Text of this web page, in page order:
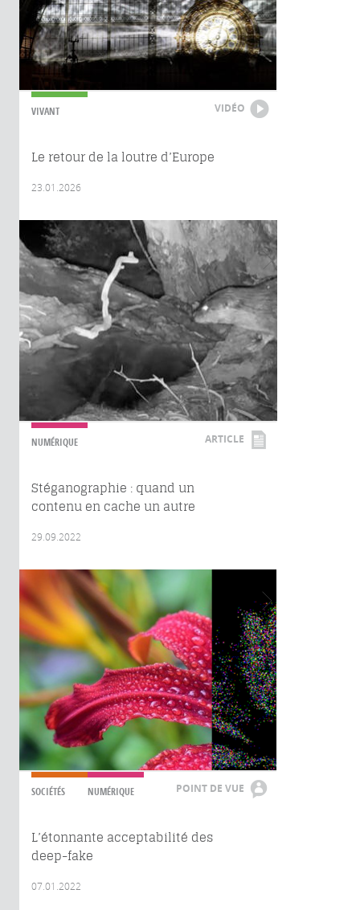
VIVANT VIDÉO
Le retour de la loutre d’Europe
23.01.2026
NUMÉRIQUE ARTICLE
Stéganographie : quand un
contenu en cache un autre
29.09.2022
SOCIÉTÉS NUMÉRIQUE POINT DE VUE
L’étonnante acceptabilité des
deep-fake
07.01.2022